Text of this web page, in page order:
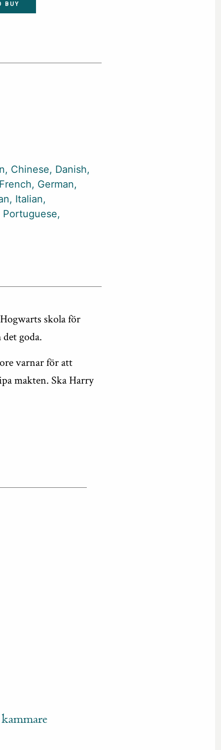
BUY
Chinese Danish
French German
Italian
Portuguese
skola för
goda.
varnar för att
makten. Ska Harry